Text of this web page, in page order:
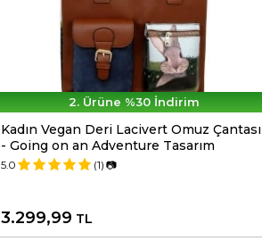
2. Ürüne %30 İndirim
Kadın Vegan Deri Lacivert Omuz Çantası
- Going on an Adventure Tasarım
5.0 (1) 📷
3.299,99 TL